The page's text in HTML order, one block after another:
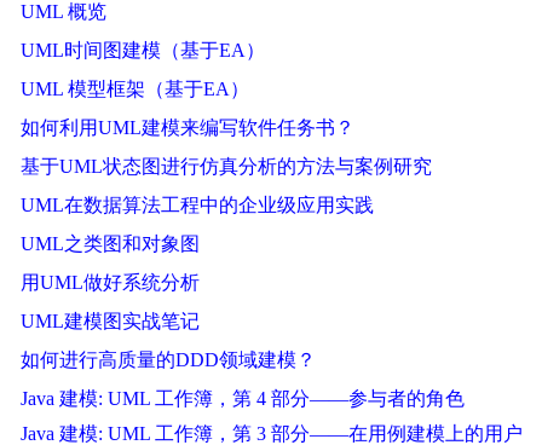
UML 概览
UML时间图建模（基于EA）
UML 模型框架（基于EA）
如何利用UML建模来编写软件任务书？
基于UML状态图进行仿真分析的方法与案例研究
UML在数据算法工程中的企业级应用实践
UML之类图和对象图
用UML做好系统分析
UML建模图实战笔记
如何进行高质量的DDD领域建模？
Java 建模: UML 工作簿，第 4 部分――参与者的角色
Java 建模: UML 工作簿，第 3 部分――在用例建模上的用户